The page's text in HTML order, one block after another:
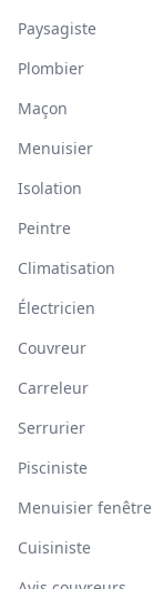
Paysagiste
Plombier
Maçon
Menuisier
Isolation
Peintre
Climatisation
Électricien
Couvreur
Carreleur
Serrurier
Pisciniste
Menuisier fenêtre
Cuisiniste